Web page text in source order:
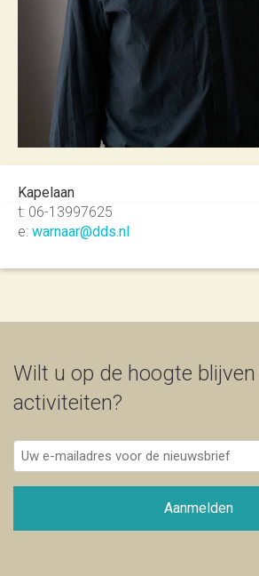
Kapelaan
t: 06-13997625
e: warnaar@dds.nl
Wilt u op de hoogte
activiteiten?
Uw
e-
mailadres
Aanmelden